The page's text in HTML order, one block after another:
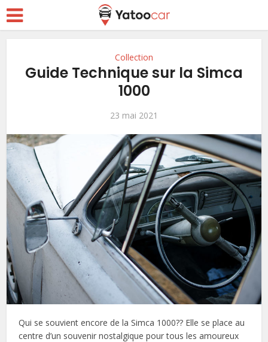
Collection
Guide Technique sur la Simca
1000
23 mai 2021
Qui se souvient encore de la Simca 1000?? Elle se place au
centre d’un souvenir nostalgique pour tous les amoureux